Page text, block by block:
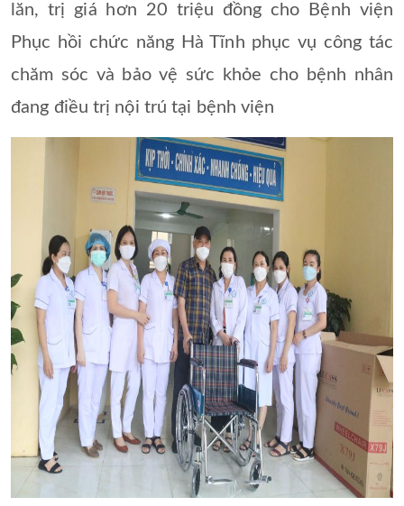
lăn, trị giá hơn 20 triệu đồng cho Bệnh viện
Phục hồi chức năng Hà Tĩnh phục vụ công tác
chăm sóc và bảo vệ sức khỏe cho bệnh nhân
đang điều trị nội trú tại bệnh viện